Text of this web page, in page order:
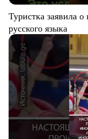
Туристка заявила
русского языка